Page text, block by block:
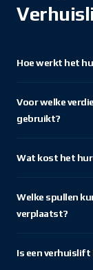
Hoe werkt het
Voor welke
gebruikt?
Wat kost het
Welke spullen
verplaatst?
Is een verhuislift